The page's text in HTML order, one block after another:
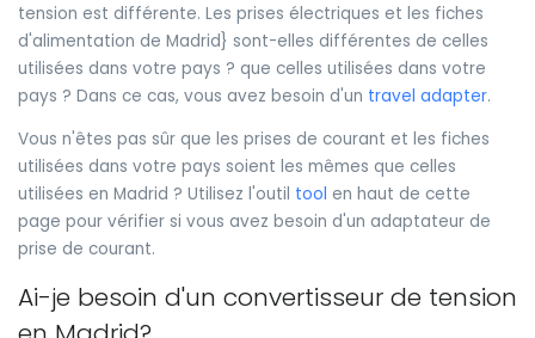
tension est différente. Les prises électriques et les fiches
d'alimentation de Madrid} sont-elles différentes de celles
utilisées dans votre pays ? que celles utilisées dans votre
pays ? Dans ce cas, vous avez besoin d'un travel adapter.
Vous n'êtes pas sûr que les prises de courant et les fiches
utilisées dans votre pays soient les mêmes que celles
utilisées en Madrid ? Utilisez l'outil tool en haut de cette
page pour vérifier si vous avez besoin d'un adaptateur de
prise de courant.
Ai-je besoin d'un convertisseur de tension